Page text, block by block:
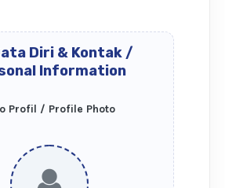
Diri & Kontak /
Information
Profil / Profile Photo